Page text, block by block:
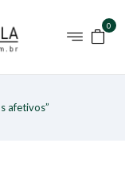
0
afetivos”